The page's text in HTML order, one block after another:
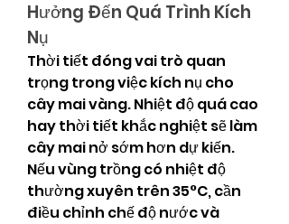
Hưởng Đến Quá Trình Kích
Nụ
Thời tiết đóng vai trò quan
trọng trong việc kích nụ cho
cây mai vàng. Nhiệt độ quá cao
hay thời tiết khắc nghiệt sẽ làm
cây mai nở sớm hơn dự kiến.
Nếu vùng trồng có nhiệt độ
thường xuyên trên 35°C, cần
điều chỉnh chế độ nước và